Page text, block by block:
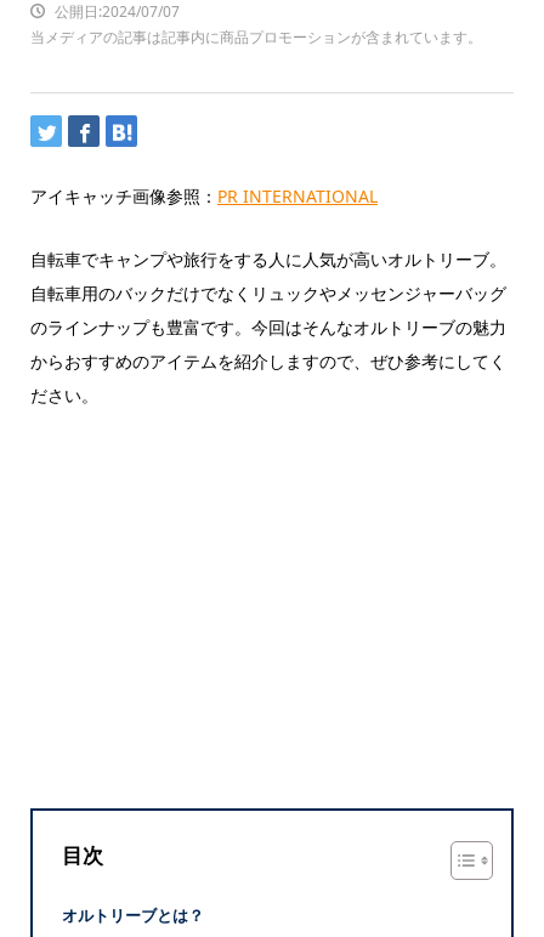
公開日:2024/07/07
当メディアの記事は記事内に商品プロモーションが含まれています。
アイキャッチ画像参照： PR INTERNATIONAL
自転車でキャンプや旅行をする人に人気が高いオルトリーブ。
自転車用のバックだけでなくリュックやメッセンジャーバッグ
のラインナップも豊富です。今回はそんなオルトリーブの魅力
からおすすめのアイテムを紹介しますので、ぜひ参考にしてく
ださい。
目次
オルトリーブとは？